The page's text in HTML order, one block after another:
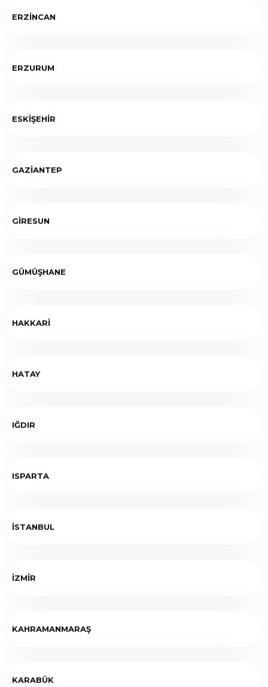
ERZİNCAN
ERZURUM
ESKİŞEHİR
GAZİANTEP
GİRESUN
GÜMÜŞHANE
HAKKARİ
HATAY
IĞDIR
ISPARTA
İSTANBUL
İZMİR
KAHRAMANMARAŞ
KARABÜK